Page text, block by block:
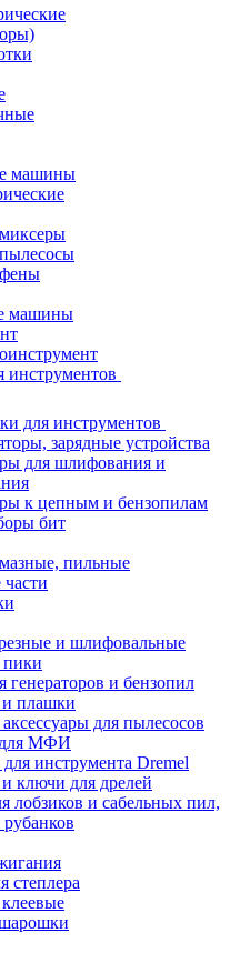
машины
машины
инструментов
для инструментов
зарядные устройства
для шлифования и
к цепным и бензопилам
бит
пильные
и шлифовальные
пики
генераторов и бензопил
плашки
для пылесосов
для МФИ
инструмента Dremel
ключи для дрелей
лобзиков и сабельных пил,
степлера